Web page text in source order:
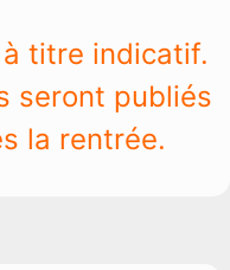
titre indicatif.
seront publiés
la rentrée.